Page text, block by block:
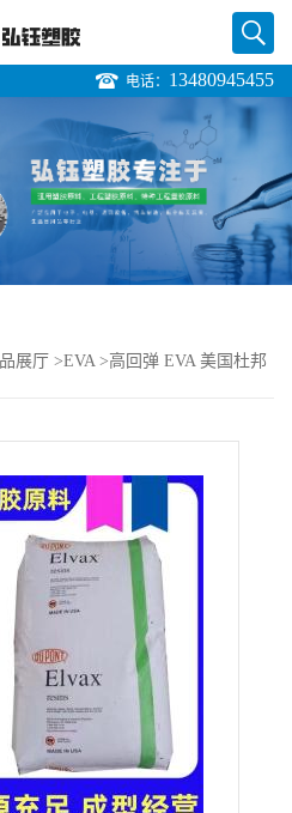
电话： 13480945455
展厅 >EVA>高回弹 EVA 美国杜邦